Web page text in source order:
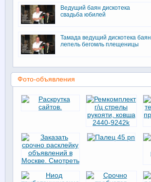
Ведущий баян дискотека
свадьба юбилей
Тамада ведущий дискотека баян
лепель бегомль плещеницы
Фото-объявления